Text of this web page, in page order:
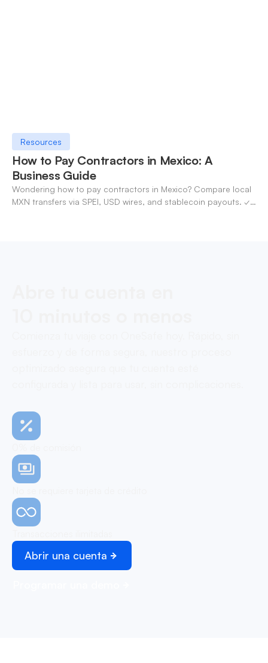
Resources
How to Pay Contractors in Mexico: A
Business Guide
Wondering how to pay contractors in Mexico? Compare local
MXN transfers via SPEI, USD wires, and stablecoin payouts. ✓
Abrir una cuenta